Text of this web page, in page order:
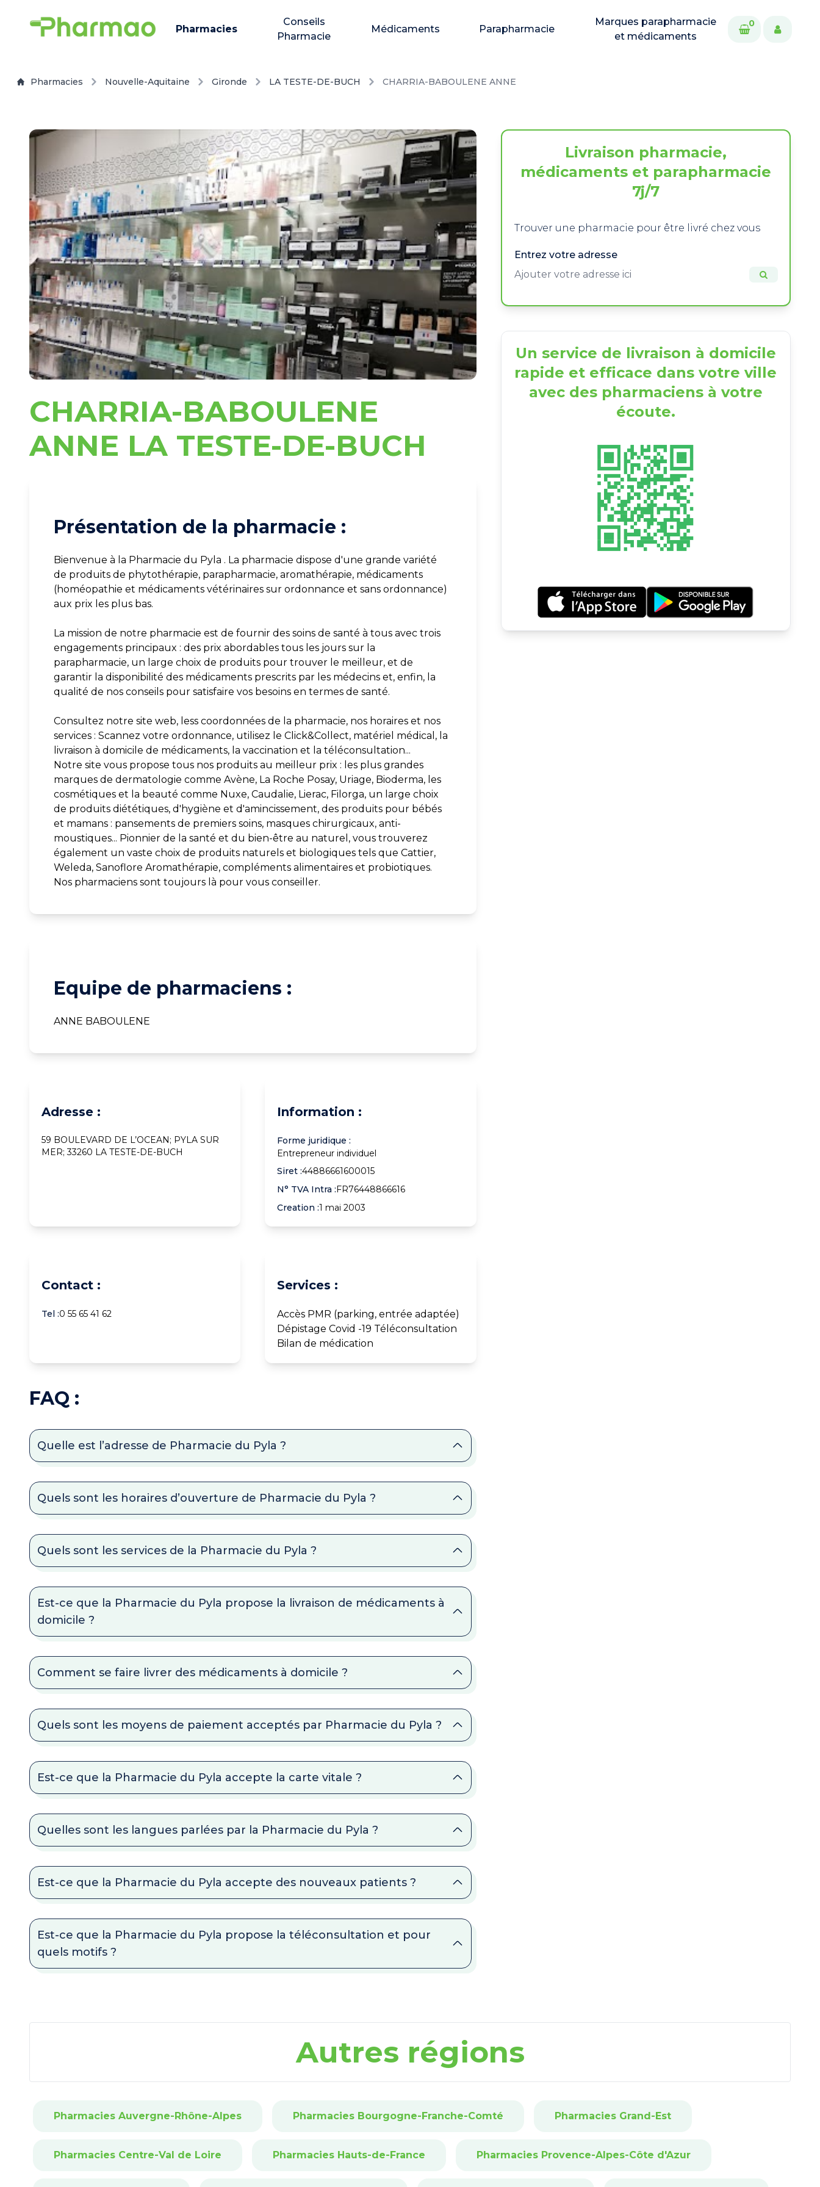
Pharmacies
Conseils
Pharmacie
Médicaments Parapharmacie
Marques parapharmacie
et médicaments
0
Pharmacies Nouvelle-Aquitaine Gironde LA TESTE-DE-BUCH CHARRIA-BABOULENE ANNE
CHARRIA-BABOULENE
ANNE LA TESTE-DE-BUCH
Présentation de la pharmacie :
Bienvenue à la Pharmacie du Pyla . La pharmacie dispose d'une grande variété
de produits de phytothérapie, parapharmacie, aromathérapie, médicaments
(homéopathie et médicaments vétérinaires sur ordonnance et sans ordonnance)
aux prix les plus bas.
La mission de notre pharmacie est de fournir des soins de santé à tous avec trois
engagements principaux : des prix abordables tous les jours sur la
parapharmacie, un large choix de produits pour trouver le meilleur, et de
garantir la disponibilité des médicaments prescrits par les médecins et, enfin, la
qualité de nos conseils pour satisfaire vos besoins en termes de santé.
Consultez notre site web, less coordonnées de la pharmacie, nos horaires et nos
services : Scannez votre ordonnance, utilisez le Click&Collect, matériel médical, la
livraison à domicile de médicaments, la vaccination et la téléconsultation...
Notre site vous propose tous nos produits au meilleur prix : les plus grandes
marques de dermatologie comme Avène, La Roche Posay, Uriage, Bioderma, les
cosmétiques et la beauté comme Nuxe, Caudalie, Lierac, Filorga, un large choix
de produits diététiques, d'hygiène et d'amincissement, des produits pour bébés
et mamans : pansements de premiers soins, masques chirurgicaux, anti-
moustiques... Pionnier de la santé et du bien-être au naturel, vous trouverez
également un vaste choix de produits naturels et biologiques tels que Cattier,
Weleda, Sanoflore Aromathérapie, compléments alimentaires et probiotiques.
Nos pharmaciens sont toujours là pour vous conseiller.
Equipe de pharmaciens :
ANNE BABOULENE
Adresse :
59 BOULEVARD DE L’OCEAN; PYLA SUR
MER; 33260 LA TESTE-DE-BUCH
Information :
Forme juridique :
Entrepreneur individuel
Siret :44886661600015
N° TVA Intra : FR76448866616
Creation :1 mai 2003
Contact :
Tel :0 55 65 41 62
Services :
Accès PMR (parking, entrée adaptée)
Dépistage Covid -19 Téléconsultation
Bilan de médication
FAQ :
Quelle est l’adresse de Pharmacie du Pyla ?
Quels sont les horaires d’ouverture de Pharmacie du Pyla ?
Quels sont les services de la Pharmacie du Pyla ?
Est-ce que la Pharmacie du Pyla propose la livraison de médicaments à
domicile ?
Comment se faire livrer des médicaments à domicile ?
Quels sont les moyens de paiement acceptés par Pharmacie du Pyla ?
Est-ce que la Pharmacie du Pyla accepte la carte vitale ?
Quelles sont les langues parlées par la Pharmacie du Pyla ?
Est-ce que la Pharmacie du Pyla accepte des nouveaux patients ?
Est-ce que la Pharmacie du Pyla propose la téléconsultation et pour
quels motifs ?
Livraison pharmacie,
médicaments et parapharmacie
7j/7
Trouver une pharmacie pour être livré chez vous
Entrez votre adresse
Un service de livraison à domicile
rapide et efficace dans votre ville
avec des pharmaciens à votre
écoute.
Autres régions
Pharmacies Auvergne-Rhône-Alpes Pharmacies Bourgogne-Franche-Comté Pharmacies Grand-Est
Pharmacies Centre-Val de Loire Pharmacies Hauts-de-France Pharmacies Provence-Alpes-Côte d'Azur